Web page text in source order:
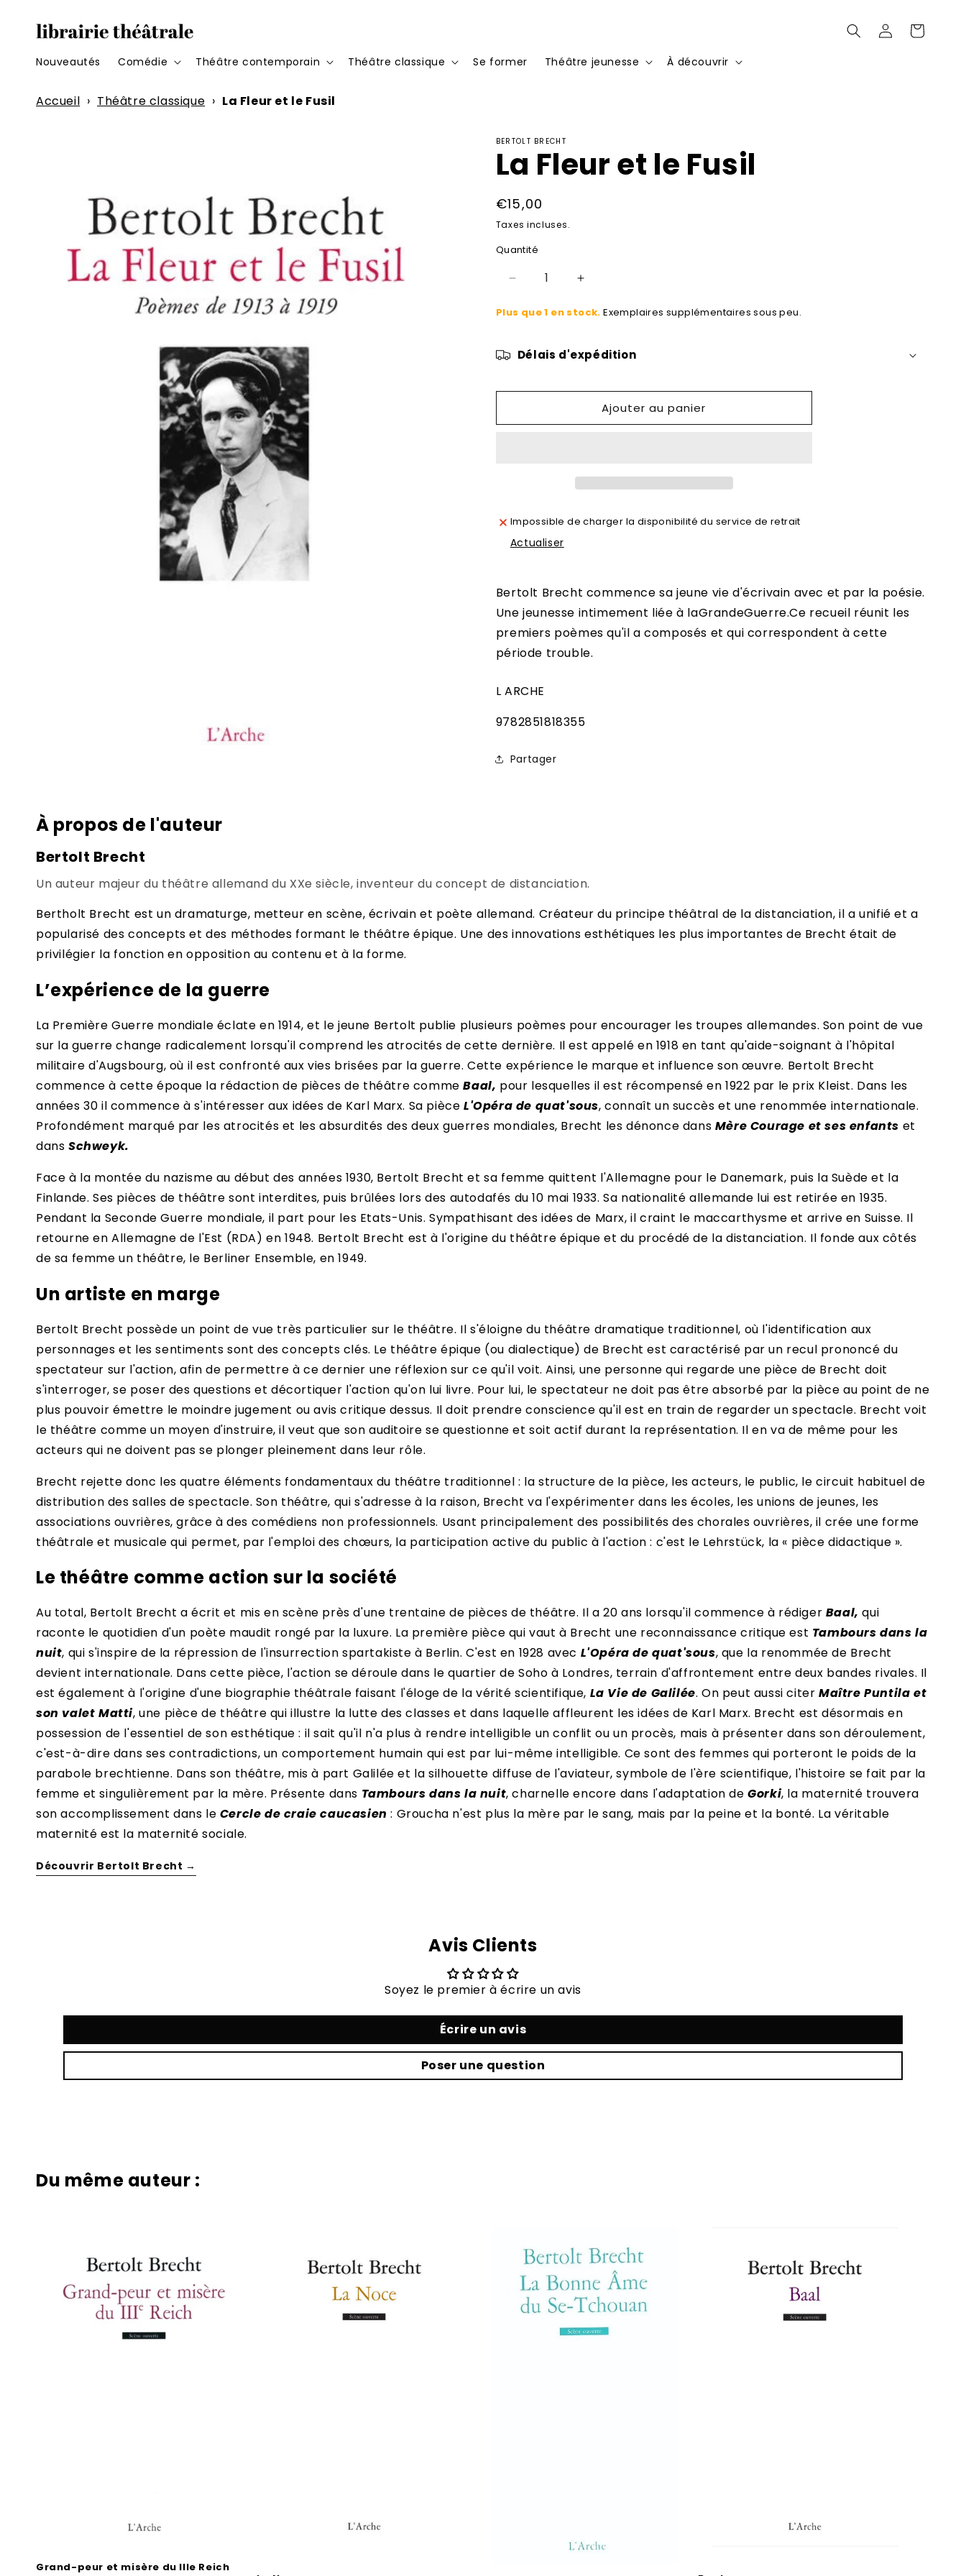
contenu
Nouveautés Comédie Théâtre contemporain Théâtre classique Se former Théâtre jeunesse À découvrir
ConnexionPanier
Accueil › Théâtre classique › La Fleur et le Fusil
dans
une
modale
BERTOLT BRECHT
La Fleur et le Fusil
Prix
habituel
€15,00
Taxes incluses.
Quantité
Réduire
quantité
Fleur
le
Augmenter
quantité
Fleur
le
Fusil
Plus que 1 en stock. Exemplaires supplémentaires sous peu.
Délais d'expédition
Ajouter au panier
Impossible de charger la disponibilité du service de retrait
Actualiser
Bertolt Brecht commence sa jeune vie d'écrivain avec et par la poésie.
Une jeunesse intimement liée à laGrandeGuerre.Ce recueil réunit les
premiers poèmes qu'il a composés et qui correspondent à cette
période trouble.
L ARCHE
SKU:
9782851818355
Partager
À propos de l'auteur
Bertolt Brecht
Un auteur majeur du théâtre allemand du XXe siècle, inventeur du concept de distanciation.
Bertholt Brecht est un dramaturge, metteur en scène, écrivain et poète allemand. Créateur du principe théâtral de la distanciation, il a unifié et a
popularisé des concepts et des méthodes formant le théâtre épique. Une des innovations esthétiques les plus importantes de Brecht était de
privilégier la fonction en opposition au contenu et à la forme.
L’expérience de la guerre
La Première Guerre mondiale éclate en 1914, et le jeune Bertolt publie plusieurs poèmes pour encourager les troupes allemandes. Son point de vue
sur la guerre change radicalement lorsqu'il comprend les atrocités de cette dernière. Il est appelé en 1918 en tant qu'aide-soignant à l'hôpital
militaire d'Augsbourg, où il est confronté aux vies brisées par la guerre. Cette expérience le marque et influence son œuvre. Bertolt Brecht
commence à cette époque la rédaction de pièces de théâtre commeBaal, pour lesquelles il est récompensé en 1922 par le prix Kleist. Dans les
années 30 il commence à s'intéresser aux idées de Karl Marx. Sa pièce L'Opéra de quat'sous, connaît un succès et une renommée internationale.
Profondément marqué par les atrocités et les absurdités des deux guerres mondiales, Brecht les dénonce dans Mère Courage et ses enfants et
dans Schweyk.
Face à la montée du nazisme au début des années 1930, Bertolt Brecht et sa femme quittent l'Allemagne pour le Danemark, puis la Suède et la
Finlande. Ses pièces de théâtre sont interdites, puis brûlées lors des autodafés du 10 mai 1933. Sa nationalité allemande lui est retirée en 1935.
Pendant la Seconde Guerre mondiale, il part pour les Etats-Unis. Sympathisant des idées de Marx, il craint le maccarthysme et arrive en Suisse. Il
retourne en Allemagne de l'Est (RDA) en 1948. Bertolt Brecht est à l'origine du théâtre épique et du procédé de la distanciation. Il fonde aux côtés
de sa femme un théâtre, le Berliner Ensemble, en 1949.
Un artiste en marge
Bertolt Brecht possède un point de vue très particulier sur le théâtre. Il s'éloigne du théâtre dramatique traditionnel, où l'identification aux
personnages et les sentiments sont des concepts clés. Le théâtre épique (ou dialectique) de Brecht est caractérisé par un recul prononcé du
spectateur sur l'action, afin de permettre à ce dernier une réflexion sur ce qu'il voit. Ainsi, une personne qui regarde une pièce de Brecht doit
s'interroger, se poser des questions et décortiquer l'action qu'on lui livre. Pour lui, le spectateur ne doit pas être absorbé par la pièce au point de ne
plus pouvoir émettre le moindre jugement ou avis critique dessus. Il doit prendre conscience qu'il est en train de regarder un spectacle. Brecht voit
le théâtre comme un moyen d'instruire, il veut que son auditoire se questionne et soit actif durant la représentation. Il en va de même pour les
acteurs qui ne doivent pas se plonger pleinement dans leur rôle.
Brecht rejette donc les quatre éléments fondamentaux du théâtre traditionnel : la structure de la pièce, les acteurs, le public, le circuit habituel de
distribution des salles de spectacle. Son théâtre, qui s'adresse à la raison, Brecht va l'expérimenter dans les écoles, les unions de jeunes, les
associations ouvrières, grâce à des comédiens non professionnels. Usant principalement des possibilités des chorales ouvrières, il crée une forme
théâtrale et musicale qui permet, par l'emploi des chœurs, la participation active du public à l'action : c'est le Lehrstück, la « pièce didactique ».
Le théâtre comme action sur la société
Au total, Bertolt Brecht a écrit et mis en scène près d'une trentaine de pièces de théâtre. Il a 20 ans lorsqu'il commence à rédiger Baal, qui
raconte le quotidien d'un poète maudit rongé par la luxure. La première pièce qui vaut à Brecht une reconnaissance critique est Tambours dans la
nuit, qui s'inspire de la répression de l'insurrection spartakiste à Berlin. C'est en 1928 avec L'Opéra de quat'sous, que la renommée de Brecht
devient internationale. Dans cette pièce, l'action se déroule dans le quartier de Soho à Londres, terrain d'affrontement entre deux bandes rivales. Il
est également à l'origine d'une biographie théâtrale faisant l'éloge de la vérité scientifique, La Vie de Galilée. On peut aussi citerMaître Puntila et
son valet Matti, une pièce de théâtre qui illustre la lutte des classes et dans laquelle affleurent les idées de Karl Marx. Brecht est désormais en
possession de l'essentiel de son esthétique : il sait qu'il n'a plus à rendre intelligible un conflit ou un procès, mais à présenter dans son déroulement,
c'est-à-dire dans ses contradictions, un comportement humain qui est par lui-même intelligible. Ce sont des femmes qui porteront le poids de la
parabole brechtienne. Dans son théâtre, mis à part Galilée et la silhouette diffuse de l'aviateur, symbole de l'ère scientifique, l'histoire se fait par la
femme et singulièrement par la mère. Présente dans Tambours dans la nuit, charnelle encore dans l'adaptation deGorki, la maternité trouvera
son accomplissement dans le Cercle de craie caucasien : Groucha n'est plus la mère par le sang, mais par la peine et la bonté. La véritable
maternité est la maternité sociale.
Découvrir Bertolt Brecht →
Avis Clients
Soyez le premier à écrire un avis
Écrire un avis
Poser une question
Du même auteur :
Grand-peur et misère du IIIe Reich